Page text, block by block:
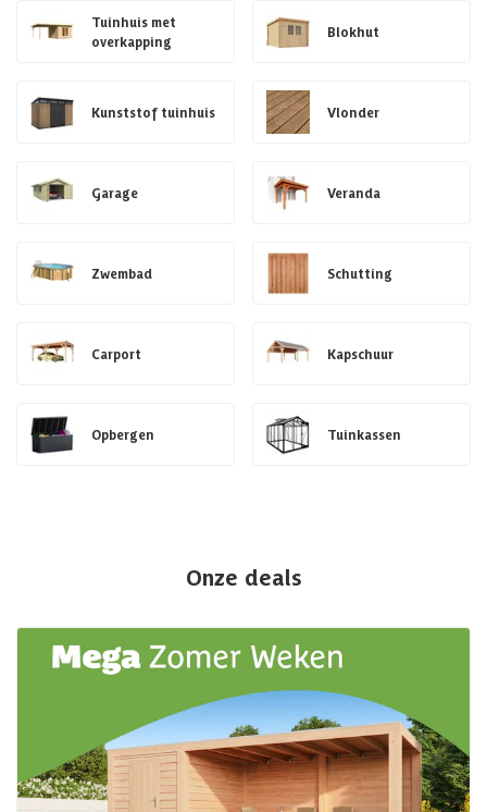
Tuinhuis met
overkapping
Blokhut
Kunststof tuinhuis Vlonder
Garage Veranda
Zwembad Schutting
Carport Kapschuur
Opbergen Tuinkassen
Onze deals